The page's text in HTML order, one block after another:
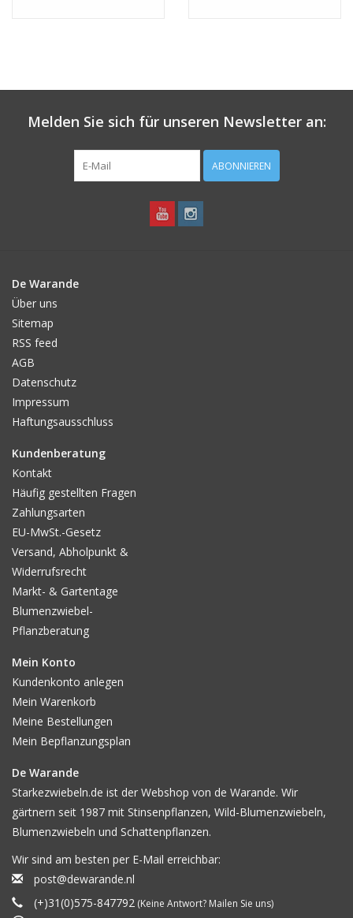
Melden Sie sich für unseren Newsletter an:
ABONNIEREN
De Warande
Über uns
Sitemap
RSS feed
AGB
Datenschutz
Impressum
Haftungsausschluss
Kundenberatung
Kontakt
Häufig gestellten Fragen
Zahlungsarten
EU-MwSt.-Gesetz
Versand, Abholpunkt &
Widerrufsrecht
Markt- & Gartentage
Blumenzwiebel-
Pflanzberatung
Mein Konto
Kundenkonto anlegen
Mein Warenkorb
Meine Bestellungen
Mein Bepflanzungsplan
De Warande
Starkezwiebeln.de ist der Webshop von de Warande. Wir
gärtnern seit 1987 mit Stinsenpflanzen, Wild-Blumenzwiebeln,
Blumenzwiebeln und Schattenpflanzen.
Wir sind am besten per E-Mail erreichbar:
post@dewarande.nl
(+)31(0)575-847792 (Keine Antwort? Mailen Sie uns)